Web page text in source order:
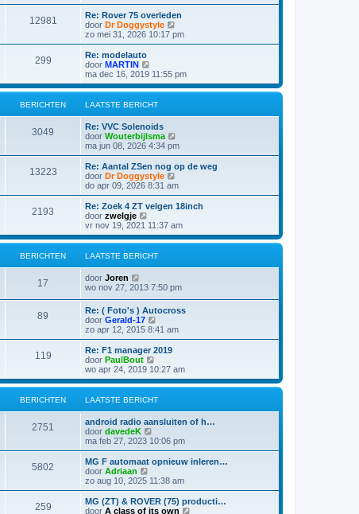
r
i
c
h
t
e
b
e
r
h
t
a
t
s
e
b
e
r
c
h
t
k
i
j
k
a
a
t
s
t
b
e
r
i
c
h
t
12981
Re: Rover 75 overleden
door Dr Doggystyle
e
k
k
l
a
s
b
e
r
c
h
t
zo mei 31, 2026 10:17 pm
299
Re: modelauto
door MARTIN
e
k
i
j
a
a
t
s
t
e
b
e
r
c
h
t
ma dec 16, 2019 11:55 pm
BERICHTEN LAATSTE BERICHT
3049
Re: VVC Solenoids
door Wouterbijlsma
e
k
i
k
a
a
s
t
e
i
c
h
t
ma jun 08, 2026 4:34 pm
13223
Re: Aantal ZSen nog op de weg
door Dr Doggystyle
e
k
i
k
a
s
e
b
e
i
c
do apr 09, 2026 8:31 am
2193
Re: Zoek 4 ZT velgen 18inch
door zwelgje
e
k
i
j
a
t
s
t
e
b
e
r
c
h
t
vr nov 19, 2021 11:37 am
BERICHTEN LAATSTE BERICHT
17 door Joren
e
j
k
l
a
a
t
s
t
e
b
e
r
i
c
h
t
wo nov 27, 2013 7:50 pm
89
Re: ( Foto's ) Autocross
door Gerald-17
e
k
i
k
a
a
s
t
b
e
r
c
h
t
zo apr 12, 2015 8:41 am
119
Re: F1 manager 2019
door PaulBout
e
k
i
j
a
t
s
t
b
e
r
i
wo apr 24, 2019 10:27 am
BERICHTEN LAATSTE BERICHT
2751
android radio aansluiten of h…
door davedeK
e
k
i
k
a
a
ma feb 27, 2023 10:06 pm
5802
MG F automaat opnieuw inleren…
door Adriaan
e
k
i
j
zo aug 10, 2025 11:38 am
259
MG (ZT) & ROVER (75) producti…
door A class of its own